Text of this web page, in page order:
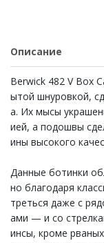
Описание
Berwick 482 V Box
ытой шнуровкой,
а. Их мысы
ией, а подошвы
ины высокого
Данные ботинки
но благодаря
треться даже с
ами — и со
инсы, кроме